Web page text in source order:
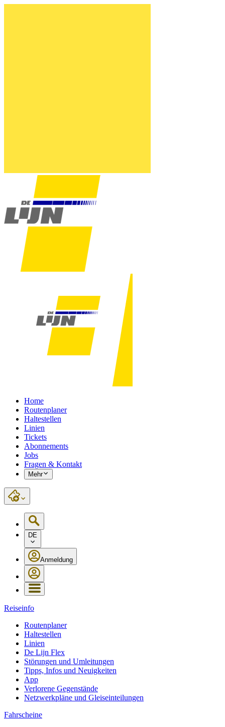
Home
Routenplaner
Haltestellen
Linien
Tickets
Abonnements
Jobs
Fragen & Kontakt
Mehr
DE
Anmeldung
Reiseinfo
Routenplaner
Haltestellen
Linien
De Lijn Flex
Störungen und Umleitungen
Tipps, Infos und Neuigkeiten
App
Verlorene Gegenstände
Netzwerkpläne und Gleiseinteilungen
Fahrscheine